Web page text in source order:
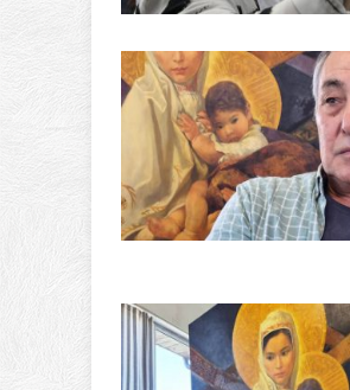
Культура
ЛЕНТА НОВОСТЕЙ